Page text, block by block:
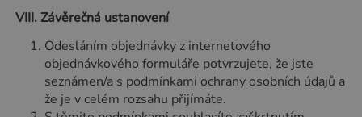
VIII. Závěrečná ustanovení
Odesláním objednávky z internetového
objednávkového formuláře potvrzujete, že jste
seznámen/a s podmínkami ochrany osobních údajů a
že je v celém rozsahu přijímáte.